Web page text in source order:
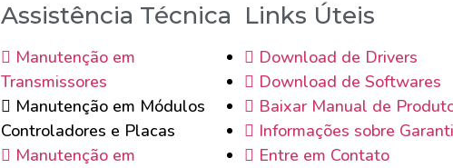
Assistência Técnica
Manutenção em
Transmissores
Manutenção em Módulos
Controladores e Placas
Manutenção em
Links Úteis
Download de Drivers
Download de Softwares
Baixar Manual de
Informações sobre
Entre em Contato